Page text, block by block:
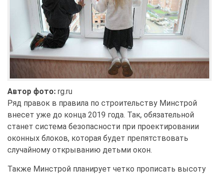
Автор фото: rg.ru
Ряд правок в правила по строительству Минстрой
внесет уже до конца 2019 года. Так, обязательной
станет система безопасности при проектировании
оконных блоков, которая будет препятствовать
случайному открыванию детьми окон.
Также Минстрой планирует четко прописать высоту